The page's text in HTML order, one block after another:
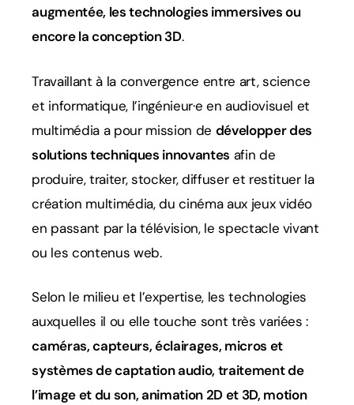
augmentée, les technologies immersives ou
encore la conception 3D.
Travaillant à la convergence entre art, science
et informatique, l’ingénieur·e en audiovisuel et
multimédia a pour mission de développer des
solutions techniques innovantes afin de
produire, traiter, stocker, diffuser et restituer la
création multimédia, du cinéma aux jeux vidéo
en passant par la télévision, le spectacle vivant
ou les contenus web.
Selon le milieu et l’expertise, les technologies
auxquelles il ou elle touche sont très variées :
caméras, capteurs, éclairages, micros et
systèmes de captation audio, traitement de
l’image et du son, animation 2D et 3D, motion